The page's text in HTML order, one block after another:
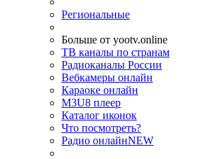
Региональные
Больше от yootv.online
ТВ каналы по странам
Радиоканалы России
Вебкамеры онлайн
Караоке онлайн
M3U8 плеер
Каталог иконок
Что посмотреть?
Радио онлайнNEW